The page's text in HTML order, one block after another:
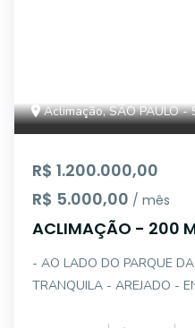
Aclimação, SÃO PAULO -
R$ 1.200.000,00
R$ 5.000,00 / mês
ACLIMAÇÃO - 200
- AO LADO DO PARQUE
TRANQUILA - AREJADO -